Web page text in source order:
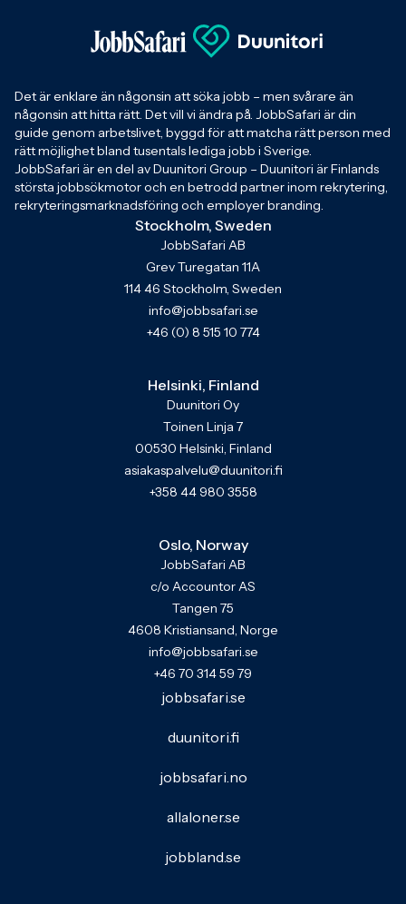
Det är enklare än någonsin att söka jobb – men svårare än
någonsin att hitta rätt. Det vill vi ändra på. JobbSafari är din
guide genom arbetslivet, byggd för att matcha rätt person med
rätt möjlighet bland tusentals lediga jobb i Sverige.
JobbSafari är en del av Duunitori Group – Duunitori är Finlands
största jobbsökmotor och en betrodd partner inom rekrytering,
rekryteringsmarknadsföring och employer branding.
Stockholm, Sweden
JobbSafari AB
Grev Turegatan 11A
114 46 Stockholm, Sweden
info@jobbsafari.se
+46 (0) 8 515 10 774
Helsinki, Finland
Duunitori Oy
Toinen Linja 7
00530 Helsinki, Finland
asiakaspalvelu@duunitori.fi
+358 44 980 3558
Oslo, Norway
JobbSafari AB
c/o Accountor AS
Tangen 75
4608 Kristiansand, Norge
info@jobbsafari.se
+46 70 314 59 79
jobbsafari.se
duunitori.fi
jobbsafari.no
allaloner.se
jobbland.se